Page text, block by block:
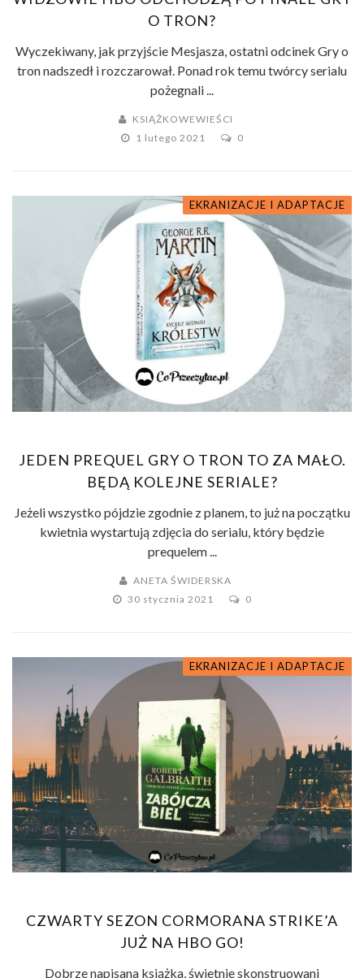
O TRON?
Wyczekiwany, jak przyjście Mesjasza, ostatni odcinek Gry o
tron nadszedł i rozczarował. Ponad rok temu twórcy serialu
pożegnali ...
KSIĄŻKOWEWIEŚCI
1 lutego 2021
0
EKRANIZACJE I ADAPTACJE
JEDEN PREQUEL GRY O TRON TO ZA MAŁO.
BĘDĄ KOLEJNE SERIALE?
Jeżeli wszystko pójdzie zgodnie z planem, to już na początku
kwietnia wystartują zdjęcia do serialu, który będzie
prequelem ...
ANETA ŚWIDERSKA
30 stycznia 2021
0
EKRANIZACJE I ADAPTACJE
CZWARTY SEZON CORMORANA STRIKE’A
JUŻ NA HBO GO!
Dobrze napisana książka, świetnie skonstruowani